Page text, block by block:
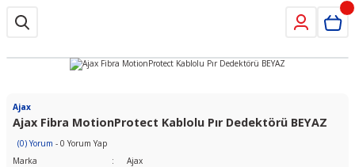
Ajax
Ajax Fibra MotionProtect Kablolu Pır Dedektörü BEYAZ
(0) Yorum - 0 Yorum Yap
Marka
Ajax